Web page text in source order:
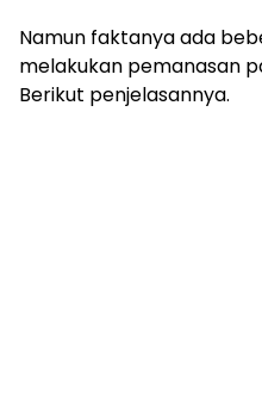
Namun faktanya ada
melakukan pemanasan
Berikut penjelasannya.